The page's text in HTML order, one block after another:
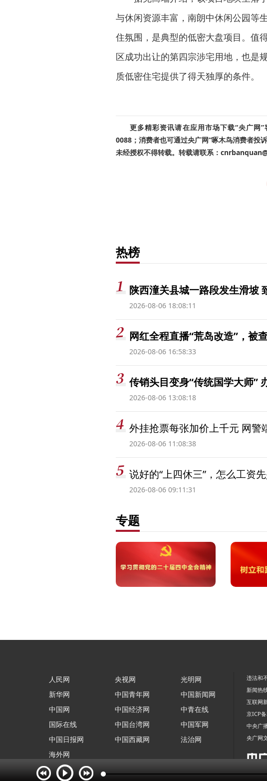
与休闲资源丰富，南朗中休闲公园等
住氛围，是典型的低密大盘项目。值
区成功出让的第四宗涉宅用地，也是
质低密住宅提供了得天独厚的条件。
更多精彩资讯请在应用市场下载“央广网
0088；消费者也可通过央广网“啄木鸟消费者投
未经授权不得转载。转载请联系：
热榜
陕西潼关县城一路段发生滑坡
2026-08-06 18:08:11
网红全程直播“荒岛改造”，被
2026-08-06 16:58:33
传销头目变身“传统国学大师”
2026-08-06 13:08:18
外挂抢票每张加价上千元 网警
2026-08-06 11:08:38
说好的“上四休三”，怎么工资
2026-08-06 09:11:31
专题
人民网
新华网
中国网
国际在线
中国日报网
海外网
央视网
中国青年网
中国经济网
中国台湾网
中国西藏网
光明网
中国新闻网
中青在线
中国军网
法治网
违法和
新闻热
互联网
京ICP
中央广
央广网